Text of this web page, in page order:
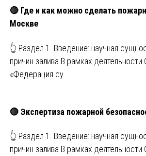
🔴 Где и как можно сделать
Москве
👆 Раздел 1. Введение: научная
причин залива В рамках
«Федерация су…
🔴 Экспертиза пожарной
👆 Раздел 1. Введение: научная
причин залива В рамках